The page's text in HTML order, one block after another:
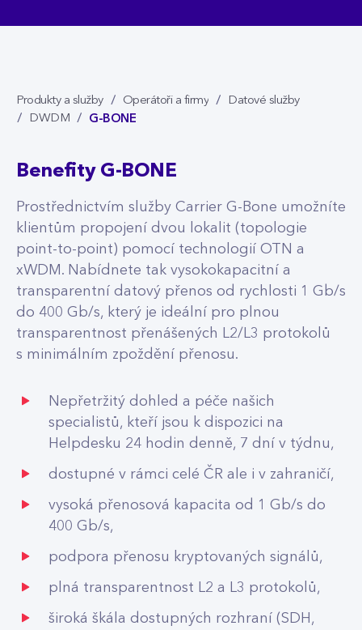
Produkty a služby Operátoři a firmy
Datové služby
DWDM
G-BONE
Benefity G-BONE
Prostřednictvím služby Carrier G-Bone umožníte
klientům propojení dvou lokalit (topologie
point-to-point) pomocí technologií OTN a
xWDM. Nabídnete tak vysokokapacitní a
transparentní datový přenos od rychlosti 1 Gb/s
do 400 Gb/s, který je ideální pro plnou
transparentnost přenášených L2/L3 protokolů
s minimálním zpoždění přenosu.
Nepřetržitý dohled a péče našich
specialistů, kteří jsou k dispozici na
Helpdesku 24 hodin denně, 7 dní v týdnu,
dostupné v rámci celé ČR ale i v zahraničí,
vysoká přenosová kapacita od 1 Gb/s do
400 Gb/s,
podpora přenosu kryptovaných signálů,
plná transparentnost L2 a L3 protokolů,
široká škála dostupných rozhraní (SDH,